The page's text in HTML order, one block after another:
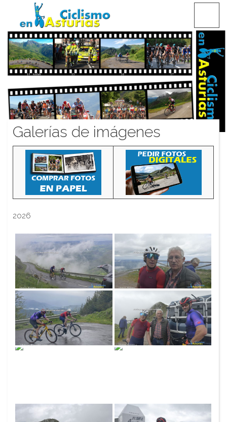
CICLISMO EN ASTURIAS
Galerías de imágenes
2026